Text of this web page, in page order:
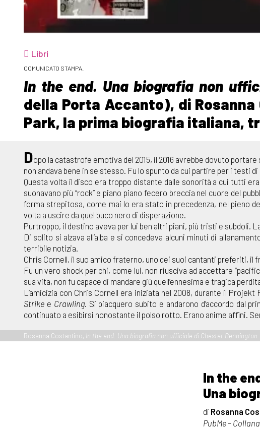
Libri
COMUNICATO STAMPA.
In the end. Una biografia non
della Porta Accanto), di
Park, la prima biografia italiana,
Dopo la catastrofe emotiva del 2015, il 2016 avrebbe dovuto
non andava bene in se stesso. Fu lo spunto da cui partire per i testi
Questa volta il disco era troppo distante dalle sonorità a cui tutti
suonavano più “rock” e piano piano fecero breccia nel cuore del
forma strepitosa, come mai lo era stato in precedenza, nel pieno
volta a uscire da quel buco nero di disperazione.
Purtroppo, il destino aveva per lui ben altri piani, più tristi e subdoli.
Di solito si alzava all’alba e si concedeva alcuni minuti di
terribile notizia.
Chris Cornell, il suo amico fraterno, uno dei suoi cantanti preferiti, il
Fu un vero shock per chi, come lui, non riusciva ad accettare
sua vita, non fu capace di mandare giù quell’ennesima e tragica
L’amicizia con Chris Cornell era iniziata nel 2008, durante il
Strike e Crawling. Si piacquero subito e andarono d’accordo dal
continuato a esibirsi nonostante il polso rotto. Erano anime affini.
Rosanna Costantino, In the end. Una biografia non ufficiale di Chester Bennington
In the
Una
di Rosanna
PubMe –